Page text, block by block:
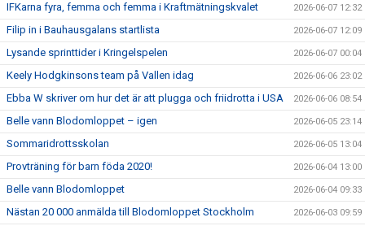
IFKarna fyra, femma och femma i Kraftmätningskvalet 2026-06-07 12:32
Filip in i Bauhausgalans startlista 2026-06-07 12:09
Lysande sprinttider i Kringelspelen 2026-06-07 00:04
Keely Hodgkinsons team på Vallen idag 2026-06-06 23:02
Ebba W skriver om hur det är att plugga och friidrotta i USA 2026-06-06 08:54
Belle vann Blodomloppet – igen 2026-06-05 23:14
Sommaridrottsskolan 2026-06-05 13:04
Provträning för barn föda 2020! 2026-06-04 13:00
Belle vann Blodomloppet 2026-06-04 09:33
Nästan 20 000 anmälda till Blodomloppet Stockholm 2026-06-03 09:59